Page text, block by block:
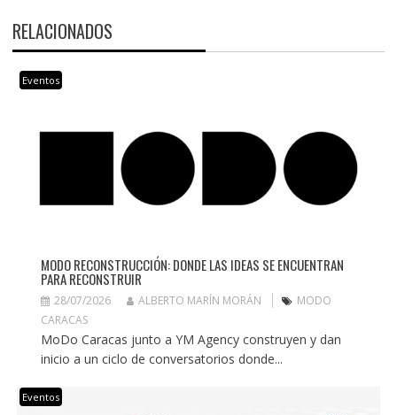
RELACIONADOS
Eventos
MODO RECONSTRUCCIÓN: DONDE LAS IDEAS SE ENCUENTRAN
PARA RECONSTRUIR
28/07/2026 ALBERTO MARÍN MORÁN
MODO
CARACAS
MoDo Caracas junto a YM Agency construyen y dan
inicio a un ciclo de conversatorios donde...
Eventos